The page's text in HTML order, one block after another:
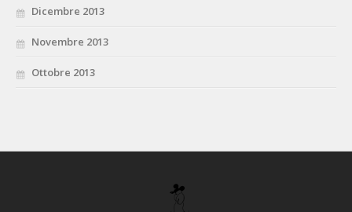
Dicembre 2013
Novembre 2013
Ottobre 2013